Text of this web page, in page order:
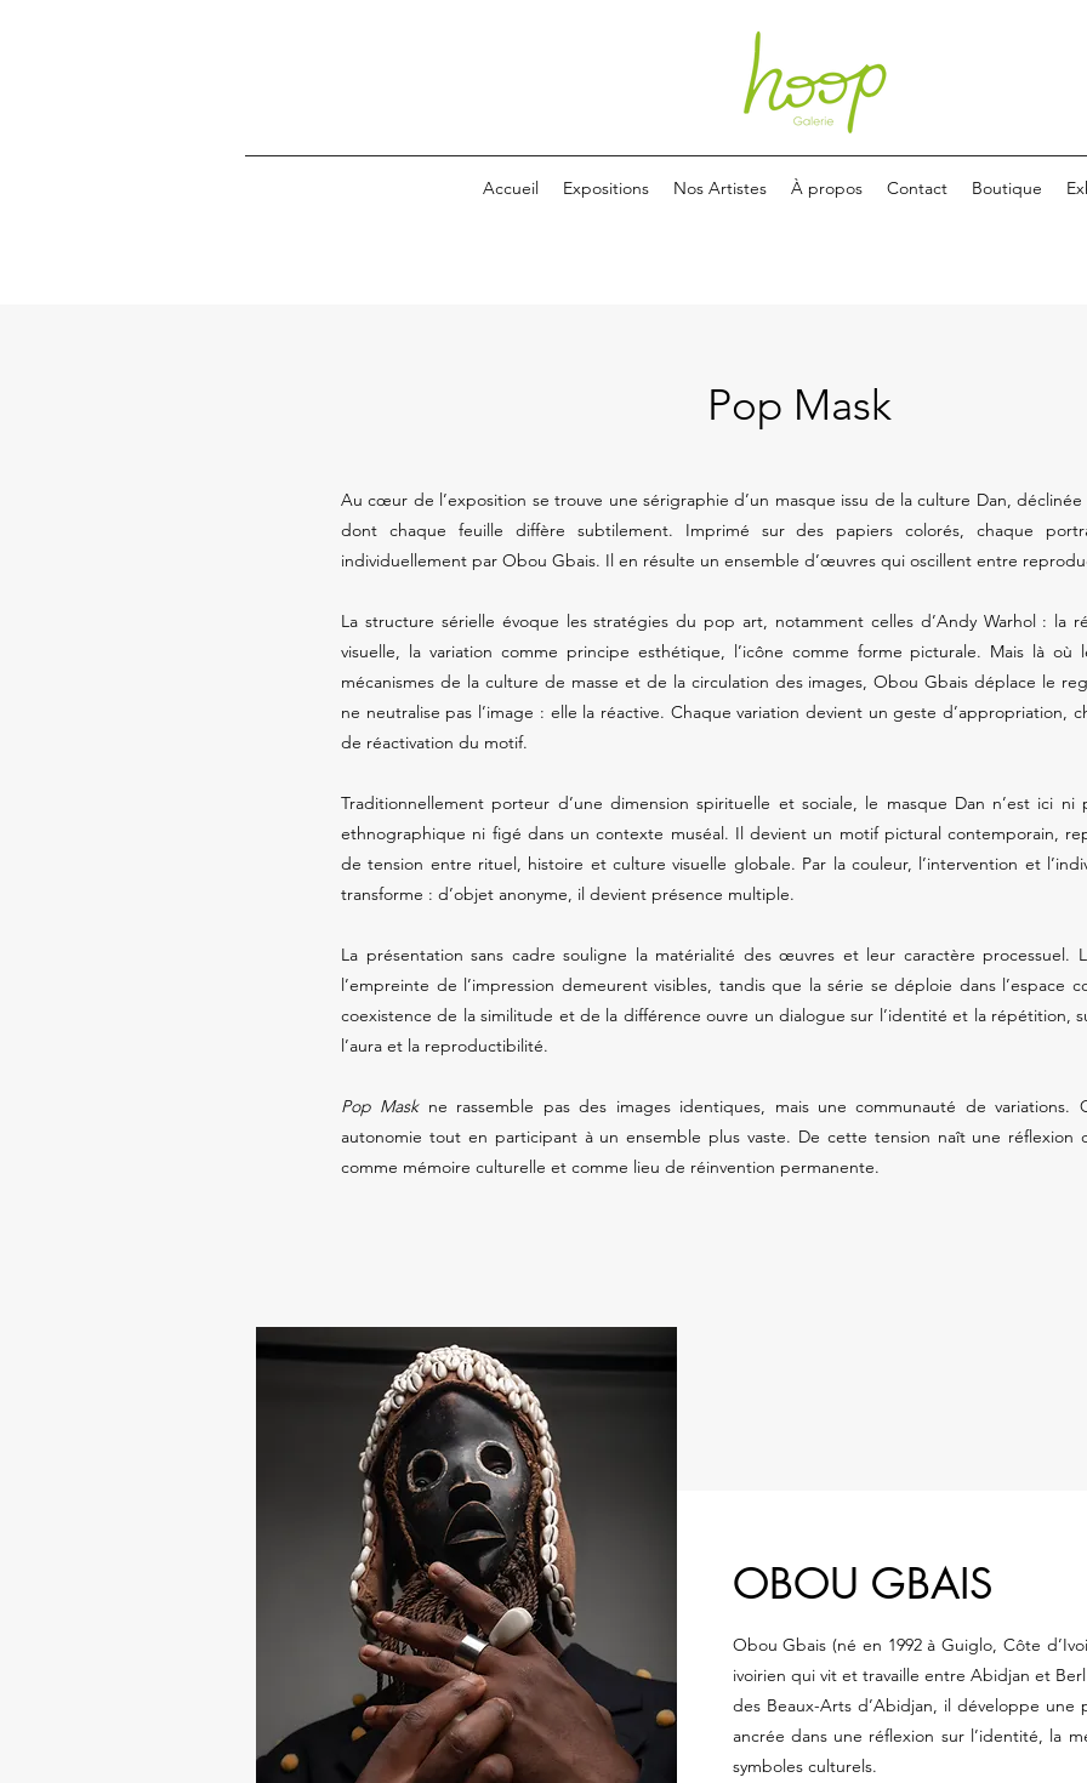
Accueil Expositions Nos Artistes À propos Contact Boutique
Pop Mask
Au cœur de l’exposition se trouve une sérigraphie d’un masque issu de la culture Dan,
dont chaque feuille diffère subtilement. Imprimé sur des papiers colorés, chaque
individuellement par Obou Gbais. Il en résulte un ensemble d’œuvres qui oscillent entre
La structure sérielle évoque les stratégies du pop art, notamment celles d’Andy Warhol : la
visuelle, la variation comme principe esthétique, l’icône comme forme picturale. Mais là
mécanismes de la culture de masse et de la circulation des images, Obou Gbais déplace le
ne neutralise pas l’image : elle la réactive. Chaque variation devient un geste d’appropriation,
de réactivation du motif.
Traditionnellement porteur d’une dimension spirituelle et sociale, le masque Dan n’est ici
ethnographique ni figé dans un contexte muséal. Il devient un motif pictural contemporain,
de tension entre rituel, histoire et culture visuelle globale. Par la couleur, l’intervention et
transforme : d’objet anonyme, il devient présence multiple.
La présentation sans cadre souligne la matérialité des œuvres et leur caractère processuel.
l’empreinte de l’impression demeurent visibles, tandis que la série se déploie dans l’espace
coexistence de la similitude et de la différence ouvre un dialogue sur l’identité et la répétition,
l’aura et la reproductibilité.
Pop Maskne rassemble pas des images identiques, mais une communauté de variations.
autonomie tout en participant à un ensemble plus vaste. De cette tension naît une réflexion
comme mémoire culturelle et comme lieu de réinvention permanente.
OBOU GBAIS
Obou Gbais (né en 1992 à Guiglo, Côte
ivoirien qui vit et travaille entre Abidjan et
des Beaux-Arts d’Abidjan, il développe
ancrée dans une réflexion sur l’identité, la
symboles culturels.